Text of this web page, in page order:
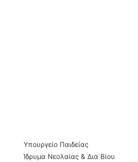
Υπουργείο Παιδείας
Ίδρυμα Νεολαίας & Δια Βίου